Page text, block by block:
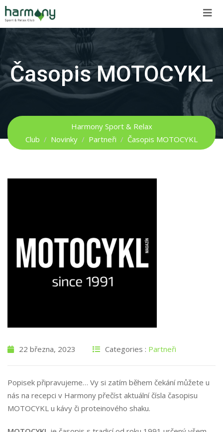
Skip
to
content
Časopis MOTOCYKL
Harmony Sport & Relax
Club / Novinky / Partneři / Časopis MOTOCYKL
22 března, 2023 Categories : Partneři
Popisek připravujeme… Vy si zatím během čekání můžete u
nás na recepci v Harmony přečíst aktuální čísla časopisu
MOTOCYKL u kávy či proteinového shaku.